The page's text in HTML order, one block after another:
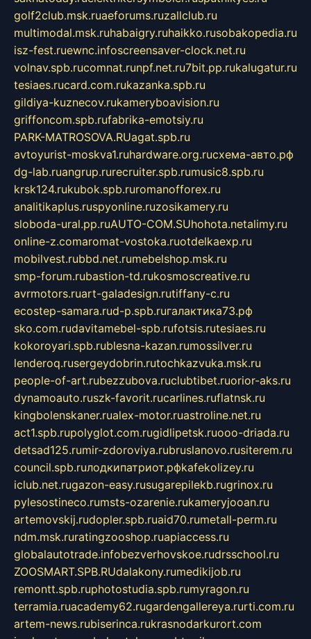
golf2club.msk.ruaeforums.ruzallclub.ru
multimodal.msk.ruhabaigry.ruhaikko.rusobakopedia.ru
isz-fest.ruewnc.infoscreensaver-clock.net.ru
volnav.spb.rucomnat.runpf.net.ru7bit.pp.rukalugatur.ru
tesiaes.rucard.com.rukazanka.spb.ru
gildiya-kuznecov.rukameryboavision.ru
griffoncom.spb.rufabrika-emotsiy.ru
PARK-MATROSOVA.RUagat.spb.ru
avtoyurist-moskva1.ruhardware.org.ruсхема-авто.рф
dg-lab.ruangrup.rurecruiter.spb.rumusic8.spb.ru
krsk124.rukubok.spb.ruromanofforex.ru
analitikaplus.ruspyonline.ruzosikamery.ru
sloboda-ural.pp.ruAUTO-COM.SUhohota.netalimy.ru
online-z.comaromat-vostoka.ruotdelkaexp.ru
mobilvest.rubbd.net.rumebelshop.msk.ru
smp-forum.rubastion-td.rukosmoscreative.ru
avrmotors.ruart-galadesign.rutiffany-c.ru
ecostep-samara.rud-p.spb.ruгалактика73.рф
sko.com.rudavitamebel-spb.rufotsis.rutesiaes.ru
kokoroyari.spb.rublesna-kazan.rumossilver.ru
lenderoq.rusergeydobrin.rutochkazvuka.msk.ru
people-of-art.rubezzubova.ruclubtibet.ruorior-aks.ru
dynamoauto.ruszk-favorit.rucarlines.ruflatnsk.ru
kingbolenskaner.rualex-motor.ruastroline.net.ru
act1.spb.rupolyglot.com.rugidlipetsk.ruooo-driada.ru
detsad125.rumir-zdoroviya.rubruslanovo.rusiterem.ru
council.spb.ruлодкипатриот.рфkafekolizey.ru
iclub.net.rugazon-easy.rusugarepilekb.rugrinox.ru
pylesostineco.rumsts-ozarenie.rukameryjooan.ru
artemovskij.rudopler.spb.ruaid70.rumetall-perm.ru
ndm.msk.ruratingzooshop.ruapiaccess.ru
globalautotrade.infobezverhovskoe.rudrsschool.ru
ZOOSMART.SPB.RUdalakony.rumedikijob.ru
remontt.spb.ruphotostudia.spb.rumyragon.ru
terramia.ruacademy62.rugardengallereya.rurti.com.ru
artem-news.rubiserinca.rukrasnodarkurort.com